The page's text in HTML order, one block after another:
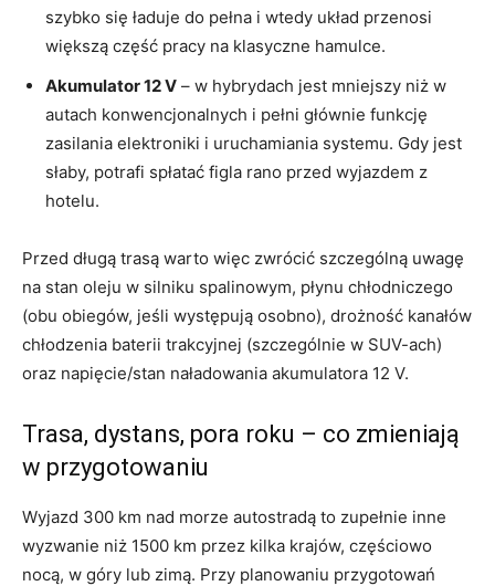
szybko się ładuje do pełna i wtedy układ przenosi
większą część pracy na klasyczne hamulce.
Akumulator 12 V – w hybrydach jest mniejszy niż w
autach konwencjonalnych i pełni głównie funkcję
zasilania elektroniki i uruchamiania systemu. Gdy jest
słaby, potrafi spłatać figla rano przed wyjazdem z
hotelu.
Przed długą trasą warto więc zwrócić szczególną uwagę
na stan oleju w silniku spalinowym, płynu chłodniczego
(obu obiegów, jeśli występują osobno), drożność kanałów
chłodzenia baterii trakcyjnej (szczególnie w SUV-ach)
oraz napięcie/stan naładowania akumulatora 12 V.
Trasa, dystans, pora roku – co zmieniają
w przygotowaniu
Wyjazd 300 km nad morze autostradą to zupełnie inne
wyzwanie niż 1500 km przez kilka krajów, częściowo
nocą, w góry lub zimą. Przy planowaniu przygotowań